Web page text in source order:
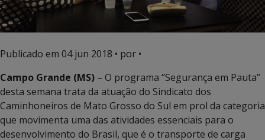
Publicado em 04 jun 2018 • por •
Campo Grande (MS) – O programa “Segurança em Pauta”
desta semana trata da atuação do Sindicato dos
Caminhoneiros de Mato Grosso do Sul em prol da categoria
que movimenta uma das atividades essenciais para o
desenvolvimento do Brasil, que é o transporte de carga